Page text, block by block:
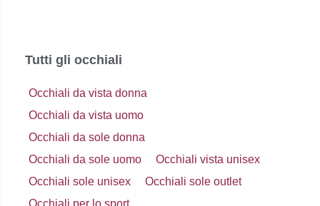
Tutti gli occhiali
Occhiali da vista donna
Occhiali da vista uomo
Occhiali da sole donna
Occhiali da sole uomo
Occhiali vista unisex
Occhiali sole unisex
Occhiali sole outlet
Occhiali per lo sport